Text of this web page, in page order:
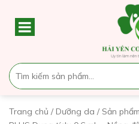
Trang chủ / Dưỡng da / Sản